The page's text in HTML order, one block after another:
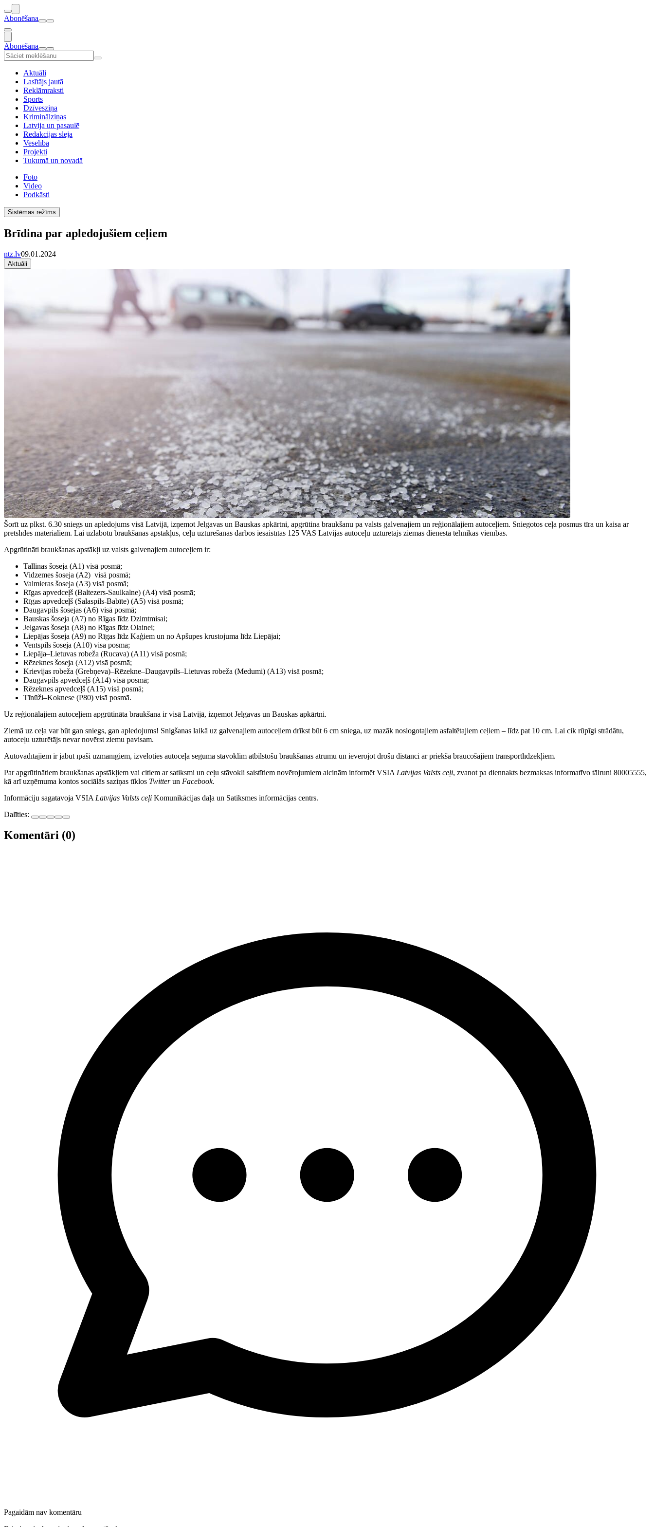
Abonēšana
Abonēšana
Aktuāli
Lasītājs jautā
Reklāmraksti
Sports
Dzīvesziņa
Kriminālziņas
Latvija un pasaulē
Redakcijas sleja
Veselība
Projekti
Tukumā un novadā
Foto
Video
Podkāsti
Sistēmas režīms
Brīdina par apledojušiem ceļiem
ntz.lv09.01.2024
Aktuāli
Šorīt uz plkst. 6.30 sniegs un apledojums visā Latvijā, izņemot Jelgavas un Bauskas apkārtni, apgrūtina braukšanu pa valsts galvenajiem un reģionālajiem autoceļiem. Sniegotos ceļa posmus tīra un kaisa ar
pretslīdes materiāliem. Lai uzlabotu braukšanas apstākļus, ceļu uzturēšanas darbos iesaistītas 125 VAS Latvijas autoceļu uzturētājs ziemas dienesta tehnikas vienības.
Apgrūtināti braukšanas apstākļi uz valsts galvenajiem autoceļiem ir:
Tallinas šoseja (A1) visā posmā;
Vidzemes šoseja (A2) visā posmā;
Valmieras šoseja (A3) visā posmā;
Rīgas apvedceļš (Baltezers-Saulkalne) (A4) visā posmā;
Rīgas apvedceļš (Salaspils-Babīte) (A5) visā posmā;
Daugavpils šosejas (A6) visā posmā;
Bauskas šoseja (A7) no Rīgas līdz Dzimtmisai;
Jelgavas šoseja (A8) no Rīgas līdz Olainei;
Liepājas šoseja (A9) no Rīgas līdz Kaģiem un no Apšupes krustojuma līdz Liepājai;
Ventspils šoseja (A10) visā posmā;
Liepāja–Lietuvas robeža (Rucava) (A11) visā posmā;
Rēzeknes šoseja (A12) visā posmā;
Krievijas robeža (Grebņeva)–Rēzekne–Daugavpils–Lietuvas robeža (Medumi) (A13) visā posmā;
Daugavpils apvedceļš (A14) visā posmā;
Rēzeknes apvedceļš (A15) visā posmā;
Tīnūži–Koknese (P80) visā posmā.
Uz reģionālajiem autoceļiem apgrūtināta braukšana ir visā Latvijā, izņemot Jelgavas un Bauskas apkārtni.
Ziemā uz ceļa var būt gan sniegs, gan apledojums! Snigšanas laikā uz galvenajiem autoceļiem drīkst būt 6 cm sniega, uz mazāk noslogotajiem asfaltētajiem ceļiem – līdz pat 10 cm. Lai cik rūpīgi strādātu,
autoceļu uzturētājs nevar novērst ziemu pavisam.
Autovadītājiem ir jābūt īpaši uzmanīgiem, izvēloties autoceļa seguma stāvoklim atbilstošu braukšanas ātrumu un ievērojot drošu distanci ar priekšā braucošajiem transportlīdzekļiem.
Par apgrūtinātiem braukšanas apstākļiem vai citiem ar satiksmi un ceļu stāvokli saistītiem novērojumiem aicinām informēt VSIA Latvijas Valsts ceļi, zvanot pa diennakts bezmaksas informatīvo tālruni 80005555,
kā arī uzņēmuma kontos sociālās saziņas tīklos Twitterun Facebook.
Informāciju sagatavoja VSIA Latvijas Valsts ceļi Komunikācijas daļa un Satiksmes informācijas centrs.
Dalīties:
Komentāri (0)
Pagaidām nav komentāru